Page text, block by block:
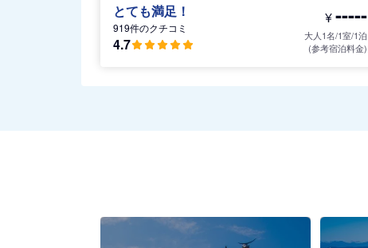
とても満足！
919件のクチコミ
4.7
¥-----
大人1名/1室/1泊
(参考宿泊料金)